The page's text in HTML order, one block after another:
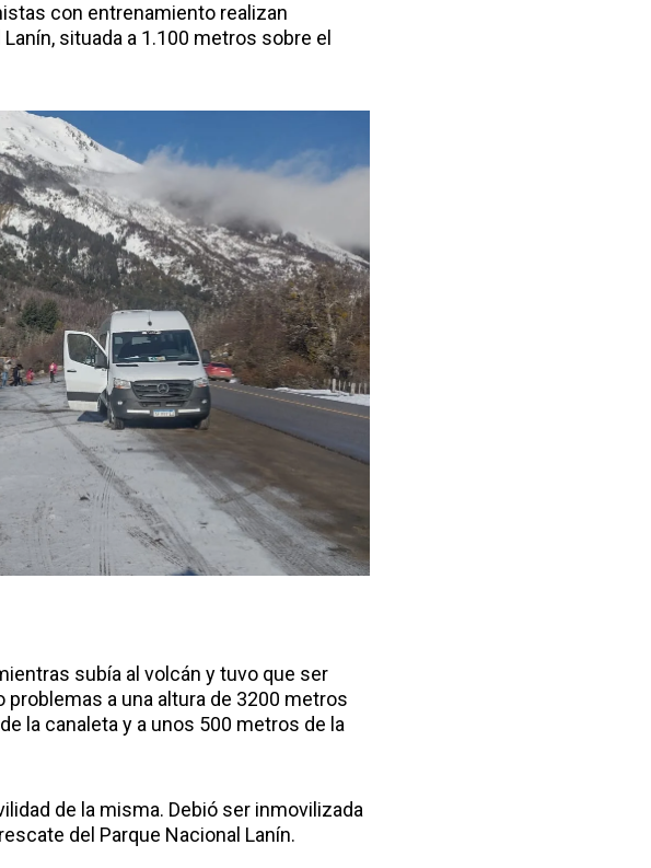
con entrenamiento realizan
situada a 1.100 metros sobre el
subía al volcán y tuvo que ser
problemas a una altura de 3200 metros
la canaleta y a unos 500 metros de la
de la misma. Debió ser inmovilizada
del Parque Nacional Lanín.